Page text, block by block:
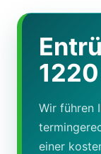
Wir führen
einer